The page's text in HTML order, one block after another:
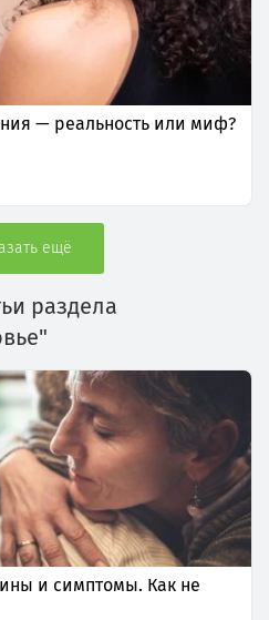
— реальность или миф?
ещё
раздела
и симптомы. Как не